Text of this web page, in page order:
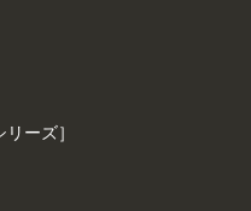
ーズ］